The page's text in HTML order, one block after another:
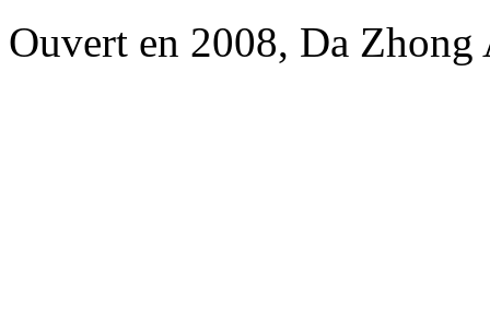
Ouvert en 2008, Da